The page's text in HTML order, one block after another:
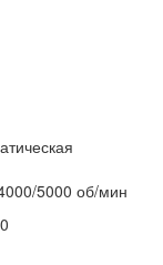
5000 об/мин